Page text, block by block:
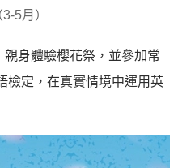
5月）
身體驗櫻花祭，並參加常
檢定，在真實情境中運用英